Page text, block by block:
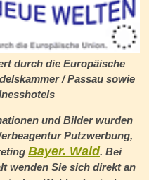
durch die Europäische
/ Passau sowie
und Bilder wurden
Putzwerbung,
Bayer. Wald. Bei
wenden Sie sich direkt an